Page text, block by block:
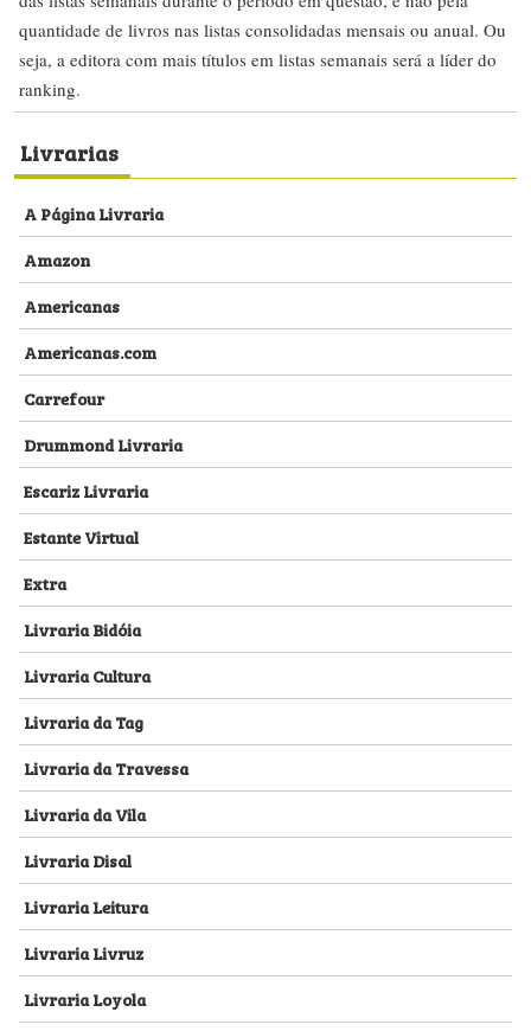
quantidade de livros nas listas consolidadas mensais ou anual. Ou
seja, a editora com mais títulos em listas semanais será a líder do
ranking.
Livrarias
A Página Livraria
Amazon
Americanas
Americanas.com
Carrefour
Drummond Livraria
Escariz Livraria
Estante Virtual
Extra
Livraria Bidóia
Livraria Cultura
Livraria da Tag
Livraria da Travessa
Livraria da Vila
Livraria Disal
Livraria Leitura
Livraria Livruz
Livraria Loyola